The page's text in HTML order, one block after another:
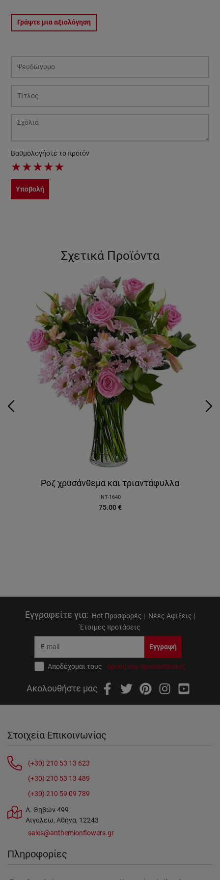
Γράψτε μια αξιολόγηση
Βαθμολογήστε το προϊόν
★★★★★
Υποβολή
Σχετικά Προϊόντα
Ροζ χρυσάνθεμα και τριαντάφυλλα
INT-1640
75.00 €
Εγγραφείτε για: Hot Προσφορές | Νέες Αφίξεις |
Έτοιμες προτάσεις
Εγγραφή
Αποδέχομαι τους όρους και προϋποθέσεις
Ακολουθήστε μας
Στοιχεία Επικοινωνίας
(+30) 210 53 13 623
(+30) 210 53 13 489
(+30) 210 59 09 789
Λ. Θηβών 499
Αιγάλεω, Αθήνα, 12243
sales@anthemionflowers.gr
Πληροφορίες